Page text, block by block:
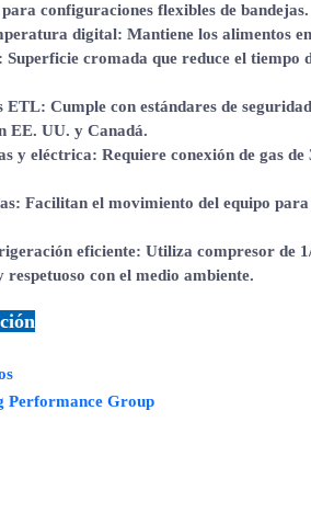
configuraciones flexibles de bandejas.
digital: Mantiene los alimentos
: Superficie cromada que reduce el tiempo
ETL: Cumple con estándares de
EE. UU. y Canadá.
y eléctrica: Requiere conexión de gas
: Facilitan el movimiento del equipo
eficiente: Utiliza compresor de
respetuoso con el medio ambiente.
Performance Group